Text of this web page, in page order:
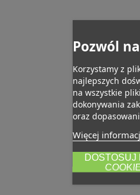
Pozwól
Korzystamy z
najlepszych
na wszystkie
dokonywania
oraz
Więcej
DOSTOSUJ